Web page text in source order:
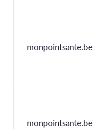
monpointsante.be
monpointsante.be